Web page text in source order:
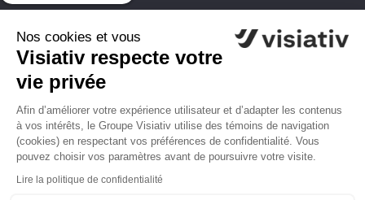
Nos cookies et vous
Visiativ respecte votre
vie privée
Afin d’améliorer votre expérience utilisateur et d’adapter les contenus
à vos intérêts, le Groupe Visiativ utilise des témoins de navigation
(cookies) en respectant vos préférences de confidentialité. Vous
pouvez choisir vos paramètres avant de poursuivre votre visite.
Lire la politique de confidentialité